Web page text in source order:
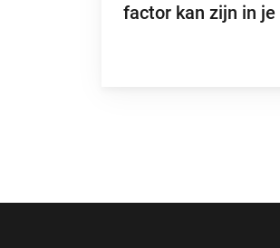
factor kan zijn in